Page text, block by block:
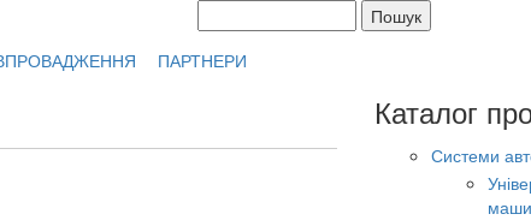
Форма поиска
ПАРТНЕРИ
Каталог
Системи